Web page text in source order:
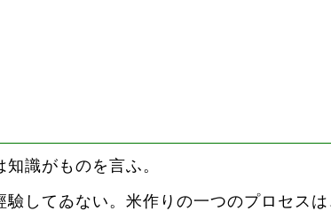
識がものを言ふ。
してゐない。米作りの一つのプロセス